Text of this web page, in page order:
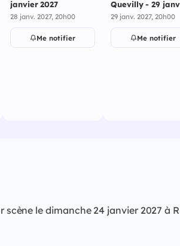
janvier 2027
28 janv. 2027, 20h00
Me notifier
Quevilly - 29
2027
29 janv. 2027, 20h00
Me notifier
le dimanche 24 janvier 2027 à